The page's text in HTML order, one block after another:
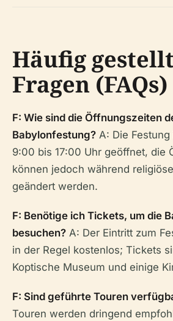
Häufig
Fragen (FAQs)
F: Wie sind die Öffnungszeiten
Babylonfestung? A: Die
9:00 bis 17:00 Uhr geöffnet, die
können jedoch während
geändert werden.
F: Benötige ich Tickets, um die
besuchen? A: Der Eintritt zum
in der Regel kostenlos; Tickets
Koptische Museum und einige
F: Sind geführte Touren
Touren werden dringend